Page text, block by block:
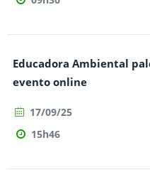
Educadora Ambiental
evento online
17/09/25
15h46